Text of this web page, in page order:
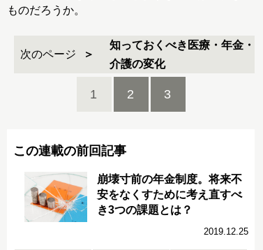
ものだろうか。
次のページ
知っておくべき医療・年金・
介護の変化
1 2 3
この連載の前回記事
崩壊寸前の年金制度。将来不
安をなくすために考え直すべ
き3つの課題とは？
2019.12.25